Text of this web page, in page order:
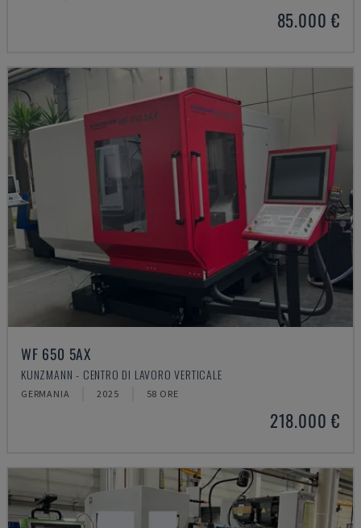
85.000 €
WF 650 5AX
KUNZMANN - CENTRO DI LAVORO VERTICALE
GERMANIA 2025 58 ORE
218.000 €